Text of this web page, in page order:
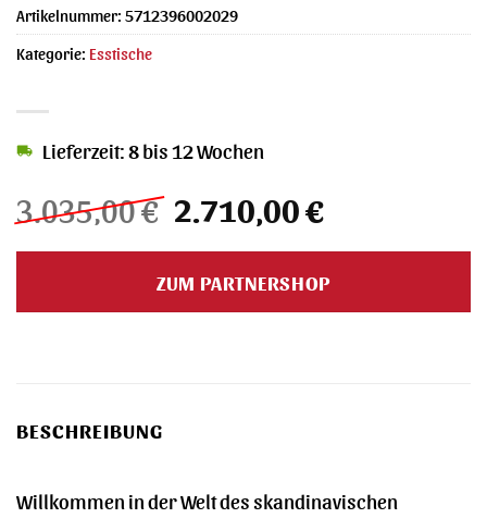
3.035,00€ Ursprünglicher
war:
3.035,00 €
2.710,00€Aktueller
ist:
2.710,00 €.
Lieferzeit: 8 bis 12 Wochen
ZUM PARTNERSHOP
Artikelnummer: 5712396002029
Kategorie: Esstische
BESCHREIBUNG
Willkommen in der Welt des skandinavischen